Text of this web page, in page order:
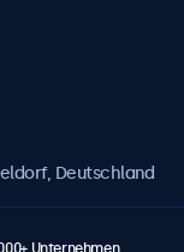
Deutschland
Unternehmen